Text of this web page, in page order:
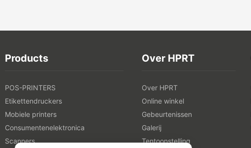
Products
POS-PRINTERS
Etikettendruckers
Mobiele printers
Consumentenelektronica
Scanners
Over HPRT
Over HPRT
Online winkel
Gebeurtenissen
Galerij
Tentoonstelling